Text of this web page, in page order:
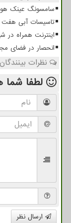
سامسونگ عینک
تاسیسات آبی هفت
اینترنت همراه در
انحصار در فضای
نظرات
لطفا شما
ارسال نظر